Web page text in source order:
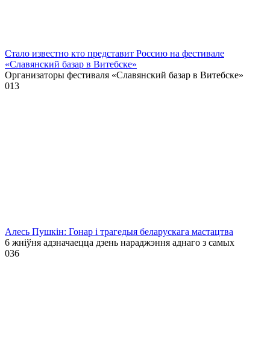
Стало известно кто представит Россию на фестивале
«Славянский базар в Витебске»
Организаторы фестиваля «Славянский базар в Витебске»
013
Алесь Пушкін: Гонар і трагедыя беларускага мастацтва
6 жніўня адзначаецца дзень нараджэння аднаго з самых
036